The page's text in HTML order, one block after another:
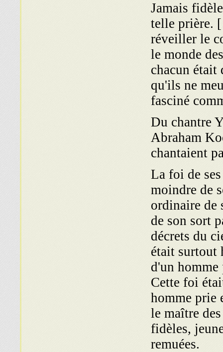
Jamais
telle prière.
réveiller le
le monde
cha­cun était
qu'ils ne
fasciné
Du chantre
Abraham
chantaient
La foi de
moindre de
ordi­naire de
de son sort
décrets du
était surtout
d'un homme
Cette foi
homme prie
le maître
fidèles,
remuées.